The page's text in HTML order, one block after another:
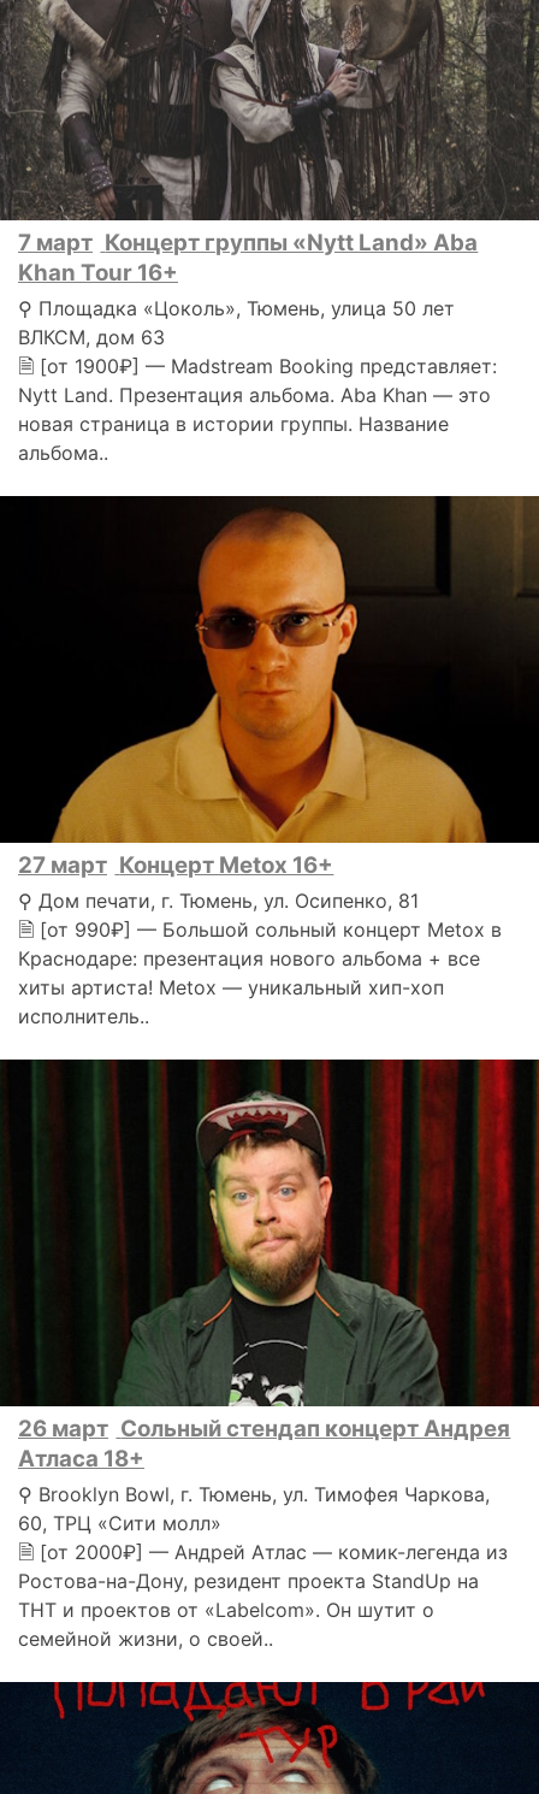
7 март Концерт группы «Nytt Land» Aba
Khan Tour 16+
⚲ Площадка «Цоколь», Тюмень, улица 50 лет
ВЛКСМ, дом 63
🗎 [от 1900₽] — Madstream Booking представляет:
Nytt Land. Презентация альбома. Aba Khan — это
новая страница в истории группы. Название
альбома..
27 март Концерт Metox 16+
⚲ Дом печати, г. Тюмень, ул. Осипенко, 81
🗎 [от 990₽] — Большой сольный концерт Metox в
Краснодаре: презентация нового альбома + все
хиты артиста! Metox — уникальный хип-хоп
исполнитель..
26 март Сольный стендап концерт Андрея
Атласа 18+
⚲ Brooklyn Bowl, г. Тюмень, ул. Тимофея Чаркова,
60, ТРЦ «Сити молл»
🗎 [от 2000₽] — Андрей Атлас — комик-легенда из
Ростова-на-Дону, резидент проекта StandUp на
ТНТ и проектов от «Labelcom». Он шутит о
семейной жизни, о своей..